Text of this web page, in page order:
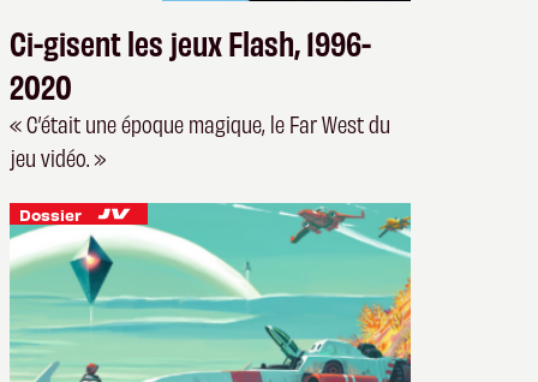
Ci-gisent les jeux Flash, 1996-
2020
« C’était une époque magique, le Far West du
jeu vidéo. »
Dossier